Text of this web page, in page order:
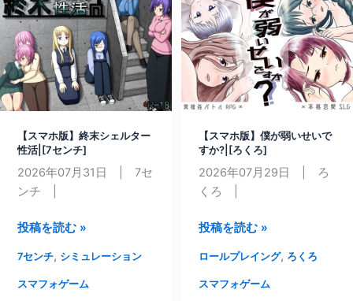
版|
[も
ぐ
ら
相
談
【スマホ版】終末シェルター
性活|[7センチ]
2026年07月31日 | 7セ
ンチ |
【ス
ホ
版】
投稿を読む »
7センチ, シミュレーション
スマフォゲーム
【スマホ版】僕が弱いせいで
すか?|[ろくろ]
2026年07月29日 | ろ
くろ |
【ス
ホ
版】
投稿を読む »
ロールプレイング, ろくろ
スマフォゲーム